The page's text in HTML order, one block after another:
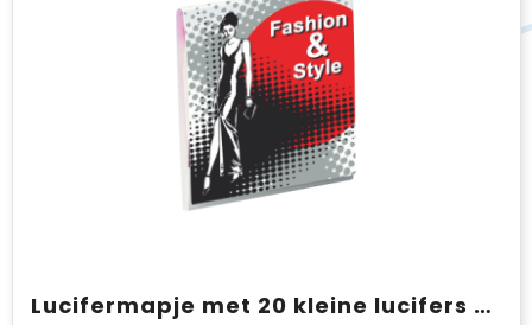
Lucifermapje met 20 kleine lucifers UV lak met full colour opdruk